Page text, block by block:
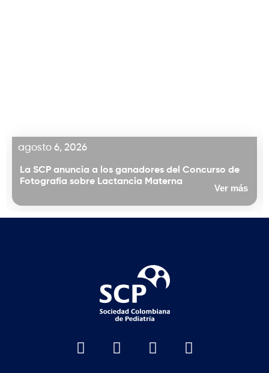
agosto 6, 2026
La SCP anuncia a los ganadores del Concurso de
Fotografía sobre Lactancia Materna
Ver más